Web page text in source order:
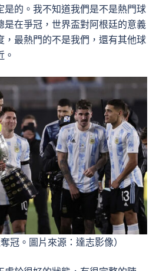
是的。我不知道我們是不是熱門球
是在爭冠，世界盃對阿根廷的意義
，最熱門的不是我們，還有其他球
。
冠。圖片來源：達志影像）